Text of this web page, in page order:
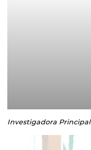
Investigadora Principal